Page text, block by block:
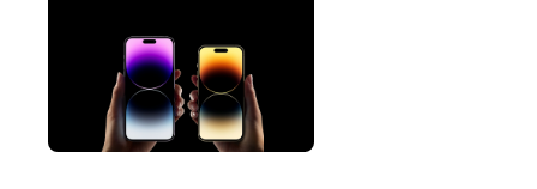
Software